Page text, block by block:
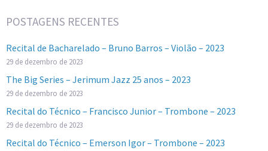
POSTAGENS RECENTES
Recital de Bacharelado – Bruno Barros – Violão – 2023
29 de dezembro de 2023
The Big Series – Jerimum Jazz 25 anos – 2023
29 de dezembro de 2023
Recital do Técnico – Francisco Junior – Trombone – 2023
29 de dezembro de 2023
Recital do Técnico – Emerson Igor – Trombone – 2023